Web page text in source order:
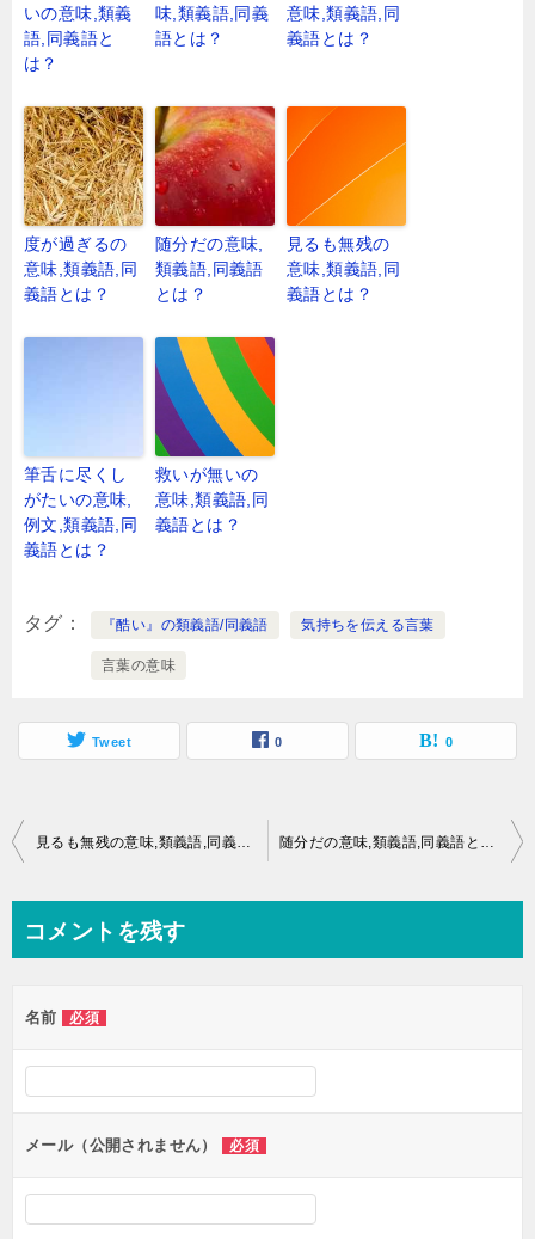
いの意味,類義
語,同義語と
は？
味,類義語,同義
語とは？
意味,類義語,同
義語とは？
度が過ぎるの
意味,類義語,同
義語とは？
随分だの意味,
類義語,同義語
とは？
見るも無残の
意味,類義語,同
義語とは？
筆舌に尽くし
がたいの意味,
例文,類義語,同
義語とは？
救いが無いの
意味,類義語,同
義語とは？
タグ 『酷い』の類義語/同義語 気持ちを伝える言葉
言葉の意味
Tweet 0 0
投
ビ
ー
シ
ン
見るも無残の意味,類義語,同義語とは？ 随分だの意味,類義語,同義語とは？
コメントを残す
名前 必須
メール（公開されません） 必須